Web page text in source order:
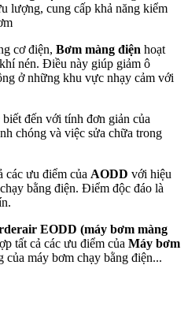
lượng, cung cấp khả năng kiểm
cơ điện, Bơm màng điện hoạt
nén. Điều này giúp giảm ô
ở những khu vực nhạy cảm với
đến với tính đơn giản của
chóng và việc sửa chữa trong
các ưu điểm của AODD với hiệu
chạy bằng điện. Điểm độc đáo là
EODD (máy bơm màng
tất cả các ưu điểm của Máy bơm
của máy bơm chạy bằng điện...